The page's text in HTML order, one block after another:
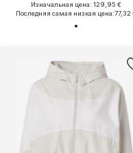
Изначальная цена: 129,95 €
Последняя самая низкая цена:77,32